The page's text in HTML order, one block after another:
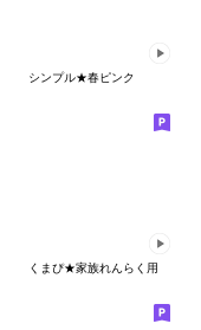
シンプル★春ピンク
くまぴ★家族れんらく用